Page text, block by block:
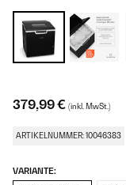
379,99 € (inkl. MwSt.)
ARTIKELNUMMER: 10046383
VARIANTE: